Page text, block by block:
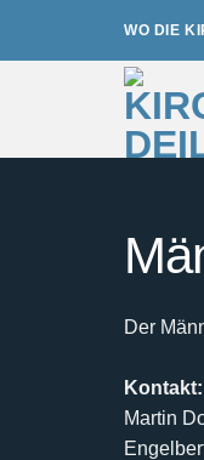
WO DIE
Der
Kontakt:
Martin